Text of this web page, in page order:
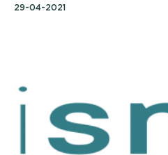
29-04-2021